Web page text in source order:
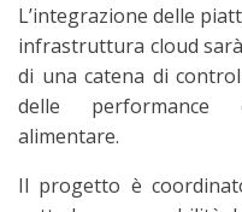
L’integrazione delle
infrastruttura cloud
di una catena di
delle performance
alimentare.
Il progetto è